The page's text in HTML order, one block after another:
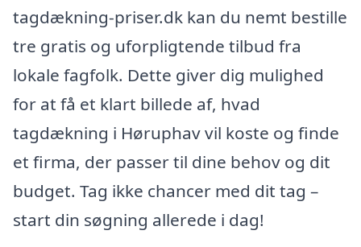
tagdækning-priser.dk kan du nemt bestille
tre gratis og uforpligtende tilbud fra
lokale fagfolk. Dette giver dig mulighed
for at få et klart billede af, hvad
tagdækning i Høruphav vil koste og finde
et firma, der passer til dine behov og dit
budget. Tag ikke chancer med dit tag –
start din søgning allerede i dag!